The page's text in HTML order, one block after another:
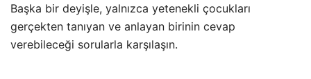
Başka bir deyişle, yalnızca yetenekli çocukları
gerçekten tanıyan ve anlayan birinin cevap
verebileceği sorularla karşılaşın.